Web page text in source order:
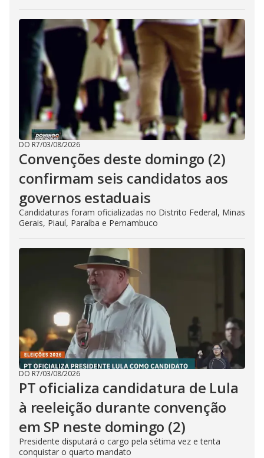
DO R7/03/08/2026
Convenções deste domingo (2)
confirmam seis candidatos aos
governos estaduais
Candidaturas foram oficializadas no Distrito Federal, Minas
Gerais, Piauí, Paraíba e Pernambuco
DO R7/03/08/2026
PT oficializa candidatura de Lula
à reeleição durante convenção
em SP neste domingo (2)
Presidente disputará o cargo pela sétima vez e tenta
conquistar o quarto mandato